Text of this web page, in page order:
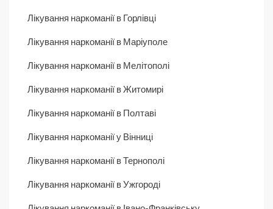
Лікування наркоманії в Горлівці
Лікування наркоманії в Маріуполе
Лікування наркоманії в Мелітополі
Лікування наркоманії в Житомирі
Лікування наркоманії в Полтаві
Лікування наркоманії у Вінниці
Лікування наркоманії в Тернополі
Лікування наркоманії в Ужгороді